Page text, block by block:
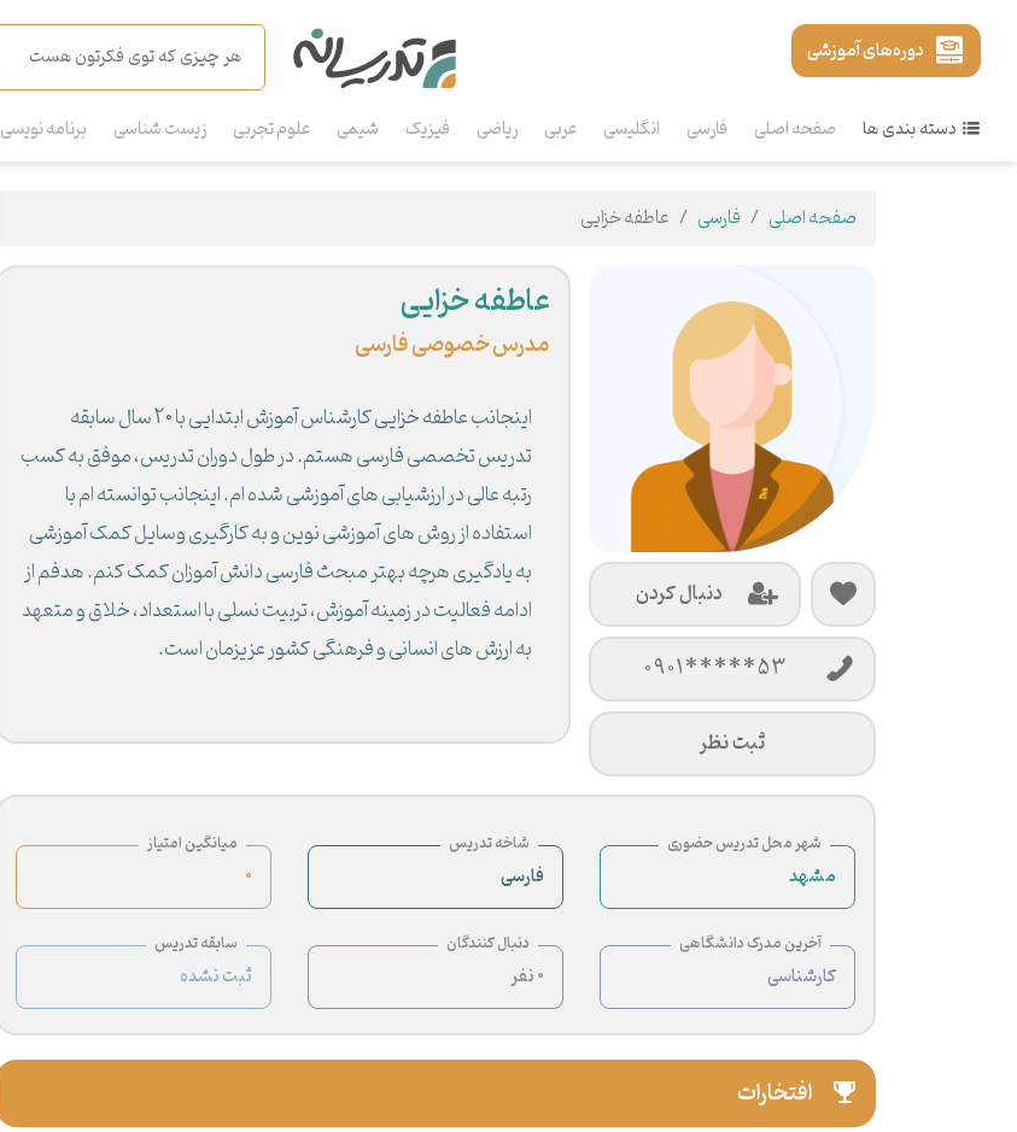
دوره‌های آموزشی
دسته بندی ها صفحه اصلی فارسی انگلیسی عربی ریاضی فیزیک شیمی علوم تجربی زیست شناسی برنامه نویسی
صفحه اصلی فارسی عاطفه خزایی
دنبال کردن
0901*****53
ثبت نظر
عاطفه خزایی
مدرس خصوصی فارسی
اینجانب عاطفه خزایی کارشناس آموزش ابتدایی با 20 سال سابقه
تدریس تخصصی فارسی هستم. در طول دوران تدریس، موفق به کسب
رتبه عالی در ارزشیابی های آموزشی شده ام. اینجانب توانسته ام با
استفاده از روش های آموزشی نوین و به کارگیری وسایل کمک آموزشی
به یادگیری هرچه بهتر مبحث فارسی دانش آموزان کمک کنم. هدفم از
ادامه فعالیت در زمینه آموزش، تربیت نسلی با استعداد، خلاق و متعهد
به ارزش های انسانی و فرهنگی کشور عزیزمان است.
شهر محل تدریس حضوری
مشهد
شاخه تدریس
فارسی
میانگین امتیاز
0
آخرین مدرک دانشگاهی
کارشناسی
دنبال کنندگان
0 نفر
سابقه تدریس
ثبت نشده
افتخارات